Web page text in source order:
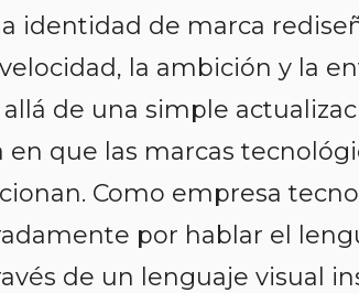
identidad de marca
la ambición y la
de una simple
en que las marcas
Como empresa
por hablar el
de un lenguaje visual